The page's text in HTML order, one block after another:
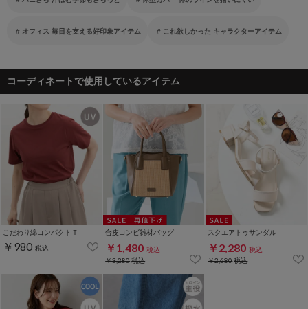
オフィス 毎日を支える好印象アイテム これ欲しかった キャラクターアイテム
コーディネートで使用しているアイテム
こだわり綿コンパクトＴ
￥980 税込
合皮コンビ雑材バッグ
￥1,480 税込
￥3,280税込
スクエアトゥサンダル
￥2,280 税込
￥2,680税込